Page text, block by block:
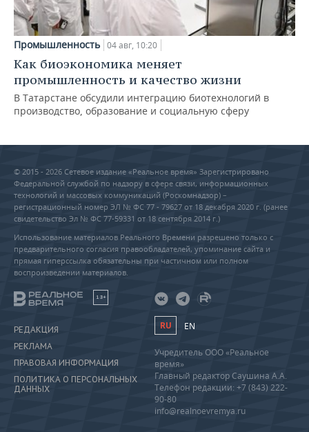
Промышленность 04 авг, 10:20
Как биоэкономика меняет
промышленность и качество жизни
В Татарстане обсудили интеграцию биотехнологий в
производство, образование и социальную сферу
© 2015 - 2026 Сетевое издание «Реальное время» Зарегистрировано
Федеральной службой по надзору в сфере связи, информационных
технологий и массовых коммуникаций (Роскомнадзор) –
регистрационный номер ЭЛ № ФС 77 - 79627 от 18 декабря 2020 г. (ранее
свидетельство Эл № ФС 77-59331 от 18 сентября 2014 г.)
Использование материалов Реального Времени разрешено только с
предварительного согласия правообладателей, упоминание сайта и
прямая гиперссылка обязательны при частичном или полном
воспроизведении материалов.
18+
РЕДАКЦИЯ
РЕКЛАМА
ПРАВОВАЯ ИНФОРМАЦИЯ
ПОЛИТИКА О ПЕРСОНАЛЬНЫХ
ДАННЫХ
RU EN
Учредитель ООО «Реальное
время»
Главный редактор Саушина А.А.
Телефон редакции: +7 (843) 222-
90-80
info@realnoevremya.ru